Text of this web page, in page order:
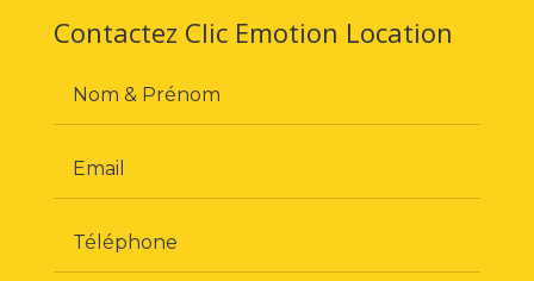
Contactez Clic Emotion Location